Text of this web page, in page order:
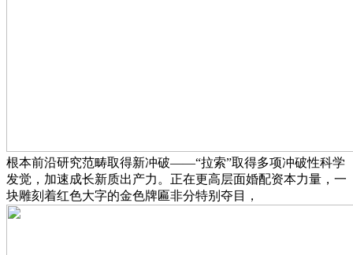
根本前沿研究范畴取得新冲破——“拉索”取得多项冲破性科学
发觉，加速成长新质出产力。正在更高层面婚配资本力量，一
块雕刻着红色大字的金色牌匾非分特别夺目，